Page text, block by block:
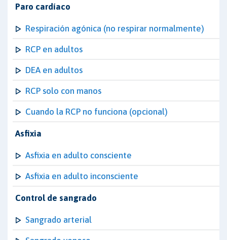
Paro cardíaco
Respiración agónica (no respirar normalmente)
RCP en adultos
DEA en adultos
RCP solo con manos
Cuando la RCP no funciona (opcional)
Asfixia
Asfixia en adulto consciente
Asfixia en adulto inconsciente
Control de sangrado
Sangrado arterial